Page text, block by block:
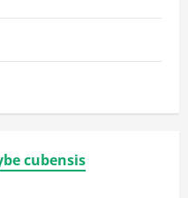
cubensis